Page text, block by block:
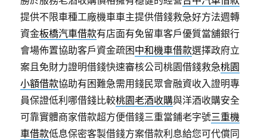
提供不限車種工廠機車車主提供借錢救急好方法週轉
資金板橋汽車借款有店面有免留車客戶優質當舖銀行
會場佈置協助客戶資金疏困中和機車借款選擇政府立
案且免財力證明借錢快速審核公司桃園借錢救急桃園
小額借款協助有困難急需用錢民眾會融資收入證明專
員保證低利哪借錢比較桃園老酒收購與洋酒收購安全
可靠實體商家借款超方便借錢三重當鋪老字號三重機
車借款低息保密客製借錢方案借款利息給您可代償同